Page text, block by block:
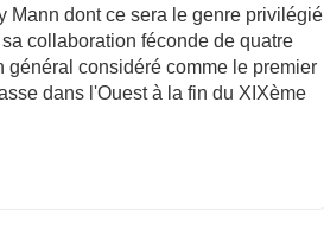
Mann dont ce sera le genre privilégié
collaboration féconde de quatre
général considéré comme le premier
dans l'Ouest à la fin du XIXème